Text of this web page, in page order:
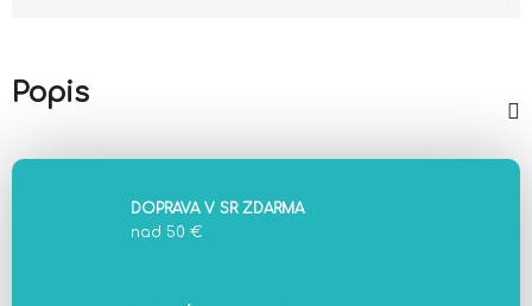
Popis
DOPRAVA V SR ZDARMA
nad 50 €